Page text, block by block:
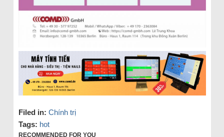
Filed in: Chính trị
Tags: hot
RECOMMENDED FOR YOU